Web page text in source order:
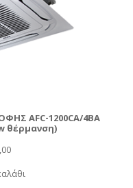
AFC-1200CA/4BA
θέρμανση)
Η
τιμή